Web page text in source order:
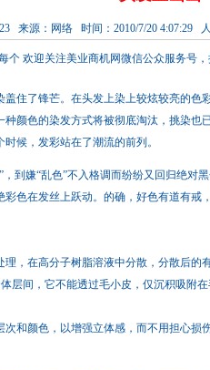
来源：网络 时间：2010/7/20 4:07:29
个 欢迎关注美业商机网微信公众服务号
住了锋芒。在头发上染上较炫较亮的色
颜色的染发方式将被彻底淘汰，挑染也
候，发彩站在了潮流的前列。
嫌“乱色”不入格调而纷纷又回归绝对黑
色在发丝上跃动。的确，好色有道有戒
在高分子树脂溶液中分散，分散后的
层间，它不能透过毛小皮，仅沉积吸附
和颜色，以增强立体感，而不用担心损